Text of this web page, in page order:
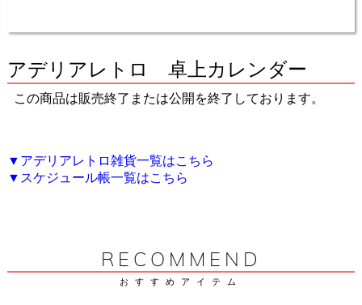
アデリアレトロ 卓上カレンダー
この商品は販売終了または公開を終了しております。
▼アデリアレトロ雑貨一覧はこちら
▼スケジュール帳一覧はこちら
RECOMMEND
おすすめアイテム